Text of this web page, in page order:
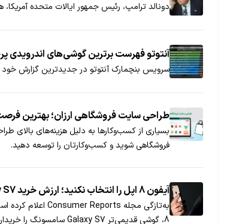
دونالد ترامپ، رئیس جمهور ایالات متحده
آنتوتو فهرست برترین گوشی‌های اندرویدی
سرویس بنچمارک آنتوتو در جدیدترین گزارش خود به معرفی 10 تلفن هوشمند اندرویدی پرچمدار و میان‌رده ماه ژوئن پرداخته است. در ادامه مطلب
طراحی سایت فروشگاهی ارزان؛ بهترین فرصت
بسیاری از کسب‌وکارها به دلیل هزینه‌های بالای
فروشگاهی شوید و کسب‌وکارتان را توسعه دهید.
آیفون 8 اپل را انتخاب نکنید؛ ارزش خرید Galaxy S7 سامسونگ بیشتر است!
8، گوشی قدیمی‌تر Galaxy S7 سامسونگ را خریداری نمایند!